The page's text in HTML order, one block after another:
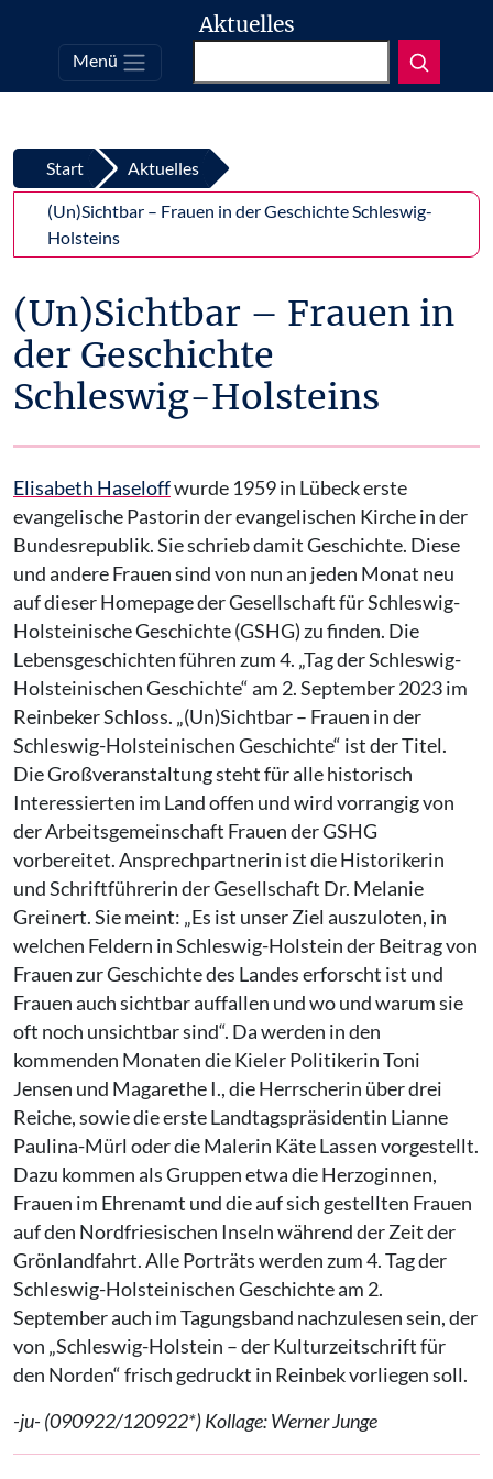
Top
Zum Inhalt springen
Aktuelles
Menü
Start Aktuelles
(Un)Sichtbar – Frauen in der Geschichte Schleswig-
Holsteins
(Un)Sichtbar – Frauen in
der Geschichte
Schleswig-Holsteins
Elisabeth Haseloffwurde 1959 in Lübeck erste
evangelische Pastorin der evangelischen Kirche in der
Bundesrepublik. Sie schrieb damit Geschichte. Diese
und andere Frauen sind von nun an jeden Monat neu
auf dieser Homepage der Gesellschaft für Schleswig-
Holsteinische Geschichte (GSHG) zu finden. Die
Lebensgeschichten führen zum 4. „Tag der Schleswig-
Holsteinischen Geschichte“ am 2. September 2023 im
Reinbeker Schloss. „(Un)Sichtbar – Frauen in der
Schleswig-Holsteinischen Geschichte“ ist der Titel.
Die Großveranstaltung steht für alle historisch
Interessierten im Land offen und wird vorrangig von
der Arbeitsgemeinschaft Frauen der GSHG
vorbereitet. Ansprechpartnerin ist die Historikerin
und Schriftführerin der Gesellschaft Dr. Melanie
Greinert. Sie meint: „Es ist unser Ziel auszuloten, in
welchen Feldern in Schleswig-Holstein der Beitrag von
Frauen zur Geschichte des Landes erforscht ist und
Frauen auch sichtbar auffallen und wo und warum sie
oft noch unsichtbar sind“. Da werden in den
kommenden Monaten die Kieler Politikerin Toni
Jensen und Magarethe I., die Herrscherin über drei
Reiche, sowie die erste Landtagspräsidentin Lianne
Paulina-Mürl oder die Malerin Käte Lassen vorgestellt.
Dazu kommen als Gruppen etwa die Herzoginnen,
Frauen im Ehrenamt und die auf sich gestellten Frauen
auf den Nordfriesischen Inseln während der Zeit der
Grönlandfahrt. Alle Porträts werden zum 4. Tag der
Schleswig-Holsteinischen Geschichte am 2.
September auch im Tagungsband nachzulesen sein, der
von „Schleswig-Holstein – der Kulturzeitschrift für
den Norden“ frisch gedruckt in Reinbek vorliegen soll.
-ju- (090922/120922*)Kollage: Werner Junge